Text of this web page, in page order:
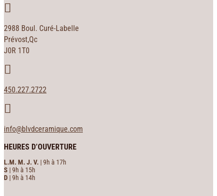

2988 Boul. Curé-Labelle
Prévost,Qc
J0R 1T0

450.227.2722

info@blvdceramique.com
HEURES D’OUVERTURE
L.M. M. J. V. | 9h à 17h
S | 9h à 15h
D | 9h à 14h